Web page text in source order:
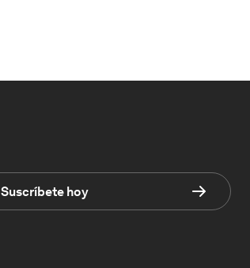
Suscríbete hoy